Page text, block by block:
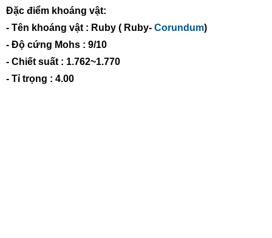
Đặc điểm khoáng vật:
- Tên khoáng vật : Ruby ( Ruby- Corundum)
- Độ cứng Mohs : 9/10
- Chiết suất : 1.762~1.770
- Tỉ trọng : 4.00